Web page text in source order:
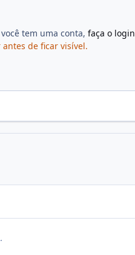
tem uma conta, faça o login
de ficar visível.